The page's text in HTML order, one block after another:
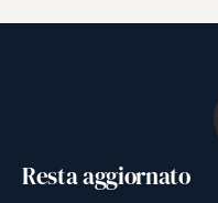
Resta aggiornato